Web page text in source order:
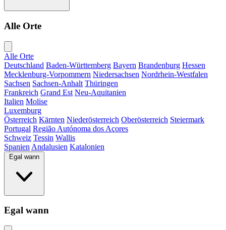
Alle Orte
Alle Orte
Deutschland Baden-Württemberg Bayern Brandenburg Hessen
Mecklenburg-Vorpommern Niedersachsen Nordrhein-Westfalen
Sachsen Sachsen-Anhalt Thüringen
Frankreich Grand Est Neu-Aquitanien
Italien Molise
Luxemburg
Österreich Kärnten Niederösterreich Oberösterreich Steiermark
Portugal Região Autónoma dos Açores
Schweiz Tessin Wallis
Spanien Andalusien Katalonien
Egal wann
Egal wann